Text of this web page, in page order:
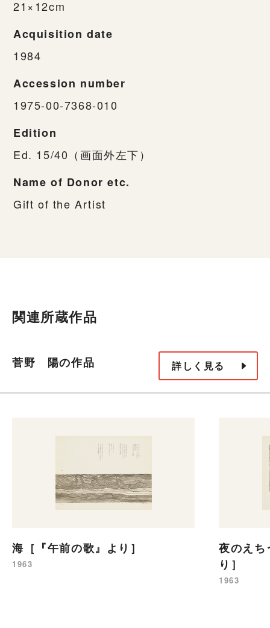
21×12cm
Acquisition date
1984
Accession number
1975-00-7368-010
Edition
Ed. 15/40（画面外左下）
Name of Donor etc.
Gift of the Artist
関連所蔵作品
菅野 陽の作品 詳しく見る
海［『午前の歌』より］
1963
夜のえち
り］
1963